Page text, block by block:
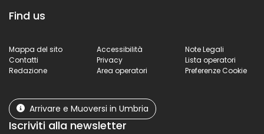
Find us
Mappa del sito Accessibilità
Note Legali
Contatti
Privacy
Lista operatori
Redazione
Area operatori Preferenze Cookie
Arrivare e Muoversi in Umbria
Iscriviti alla newsletter